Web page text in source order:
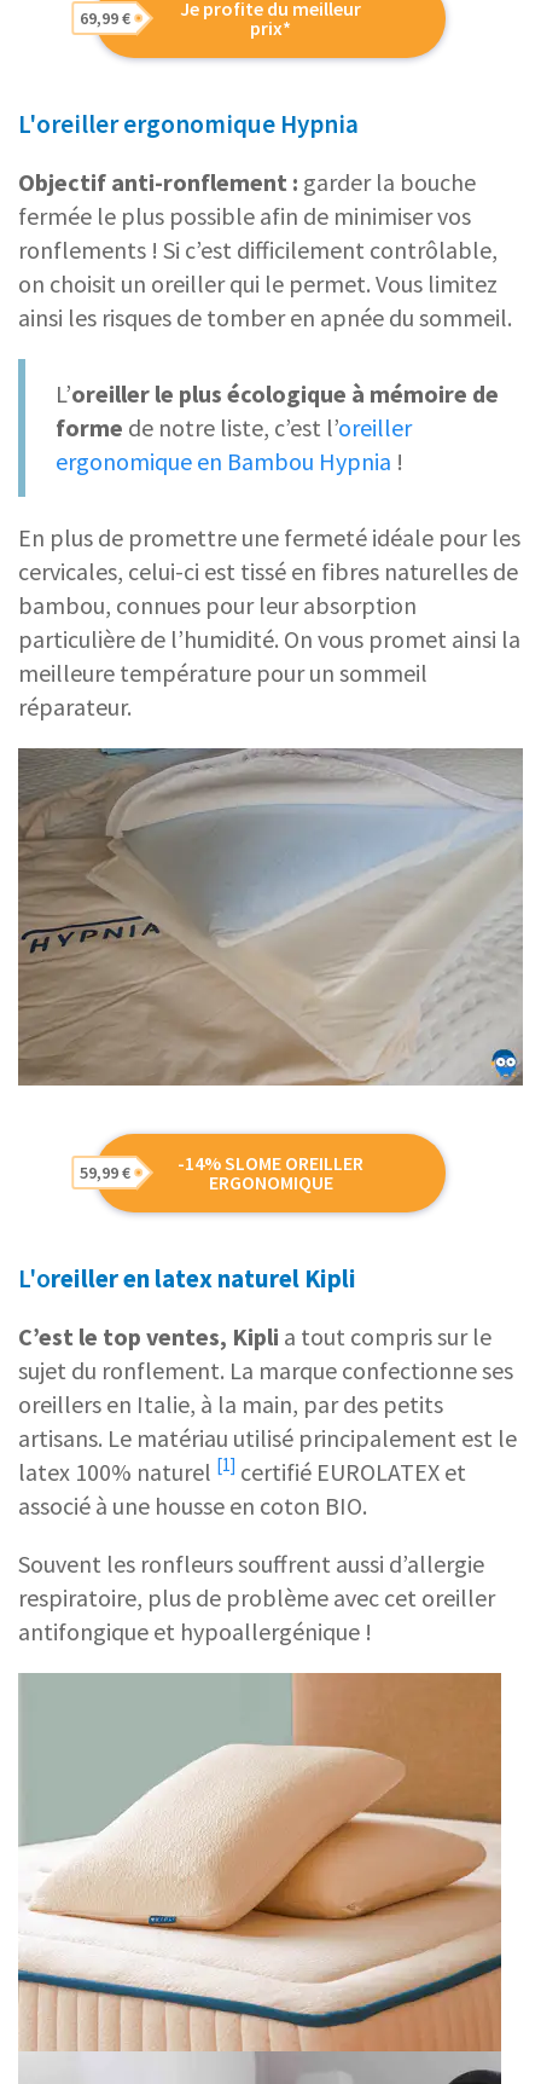
Je profite du meilleur
prix*
69,99 €
L'oreiller ergonomique Hypnia
Objectif anti-ronflement : garder la bouche
fermée le plus possible afin de minimiser vos
ronflements ! Si c’est difficilement contrôlable,
on choisit un oreiller qui le permet. Vous limitez
ainsi les risques de tomber en apnée du sommeil.
L’oreiller le plus écologique à mémoire de
forme de notre liste, c’est l’oreiller
ergonomique en Bambou Hypnia !
En plus de promettre une fermeté idéale pour les
cervicales, celui-ci est tissé en fibres naturelles de
bambou, connues pour leur absorption
particulière de l’humidité. On vous promet ainsi la
meilleure température pour un sommeil
réparateur.
-14% SLOME OREILLER
ERGONOMIQUE
59,99 €
L'oreiller en latex naturel Kipli
C’est le top ventes, Kipli a tout compris sur le
sujet du ronflement. La marque confectionne ses
oreillers en Italie, à la main, par des petits
artisans. Le matériau utilisé principalement est le
latex 100% naturel [1] certifié EUROLATEX et
associé à une housse en coton BIO.
Souvent les ronfleurs souffrent aussi d’allergie
respiratoire, plus de problème avec cet oreiller
antifongique et hypoallergénique !